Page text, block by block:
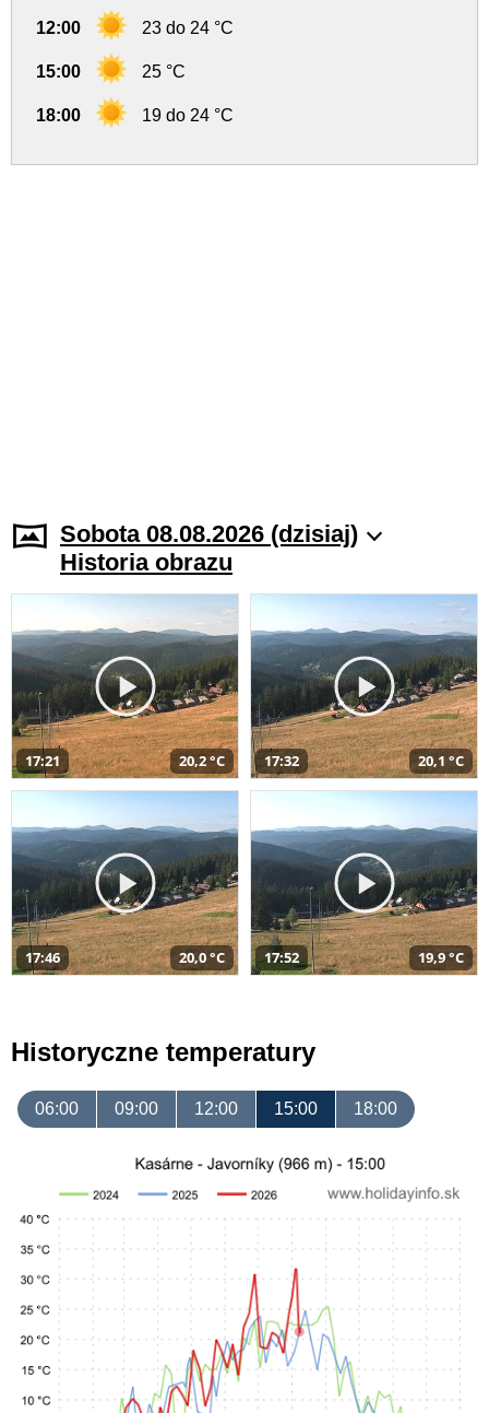
12:00 23 do 24 °C
15:00 25 °C
18:00 19 do 24 °C
Sobota 08.08.2026 (dzisiaj)
Historia obrazu
17:21 20,2 °C 17:32 20,1 °C
17:46 20,0 °C 17:52 19,9 °C
Historyczne temperatury
06:00 09:00 12:00 15:00 18:00